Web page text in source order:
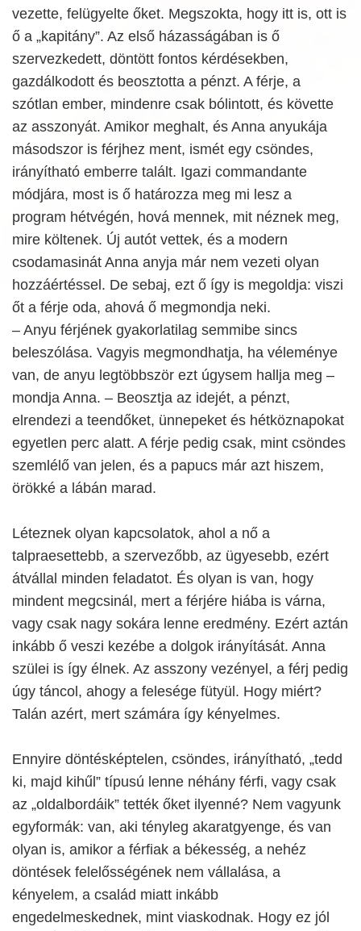
vezette, felügyelte őket. Megszokta, hogy itt is, ott is
ő a „kapitány”. Az első házasságában is ő
szervezkedett, döntött fontos kérdésekben,
gazdálkodott és beosztotta a pénzt. A férje, a
szótlan ember, mindenre csak bólintott, és követte
az asszonyát. Amikor meghalt, és Anna anyukája
másodszor is férjhez ment, ismét egy csöndes,
irányítható emberre talált. Igazi commandante
módjára, most is ő határozza meg mi lesz a
program hétvégén, hová mennek, mit néznek meg,
mire költenek. Új autót vettek, és a modern
csodamasinát Anna anyja már nem vezeti olyan
hozzáértéssel. De sebaj, ezt ő így is megoldja: viszi
őt a férje oda, ahová ő megmondja neki.
– Anyu férjének gyakorlatilag semmibe sincs
beleszólása. Vagyis megmondhatja, ha véleménye
van, de anyu legtöbbször ezt úgysem hallja meg –
mondja Anna. – Beosztja az idejét, a pénzt,
elrendezi a teendőket, ünnepeket és hétköznapokat
egyetlen perc alatt. A férje pedig csak, mint csöndes
szemlélő van jelen, és a papucs már azt hiszem,
örökké a lábán marad.
Léteznek olyan kapcsolatok, ahol a nő a
talpraesettebb, a szervezőbb, az ügyesebb, ezért
átvállal minden feladatot. És olyan is van, hogy
mindent megcsinál, mert a férjére hiába is várna,
vagy csak nagy sokára lenne eredmény. Ezért aztán
inkább ő veszi kezébe a dolgok irányítását. Anna
szülei is így élnek. Az asszony vezényel, a férj pedig
úgy táncol, ahogy a felesége fütyül. Hogy miért?
Talán azért, mert számára így kényelmes.
Ennyire döntésképtelen, csöndes, irányítható, „tedd
ki, majd kihűl” típusú lenne néhány férfi, vagy csak
az „oldalbordáik” tették őket ilyenné? Nem vagyunk
egyformák: van, aki tényleg akaratgyenge, és van
olyan is, amikor a férfiak a békesség, a nehéz
döntések felelősségének nem vállalása, a
kényelem, a család miatt inkább
engedelmeskednek, mint viaskodnak. Hogy ez jól